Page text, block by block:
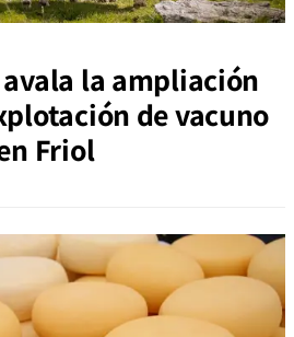
la ampliación
de vacuno
Friol